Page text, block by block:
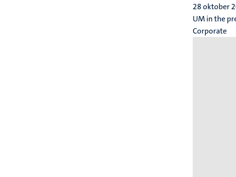
28 oktober
UM in the
Corporate